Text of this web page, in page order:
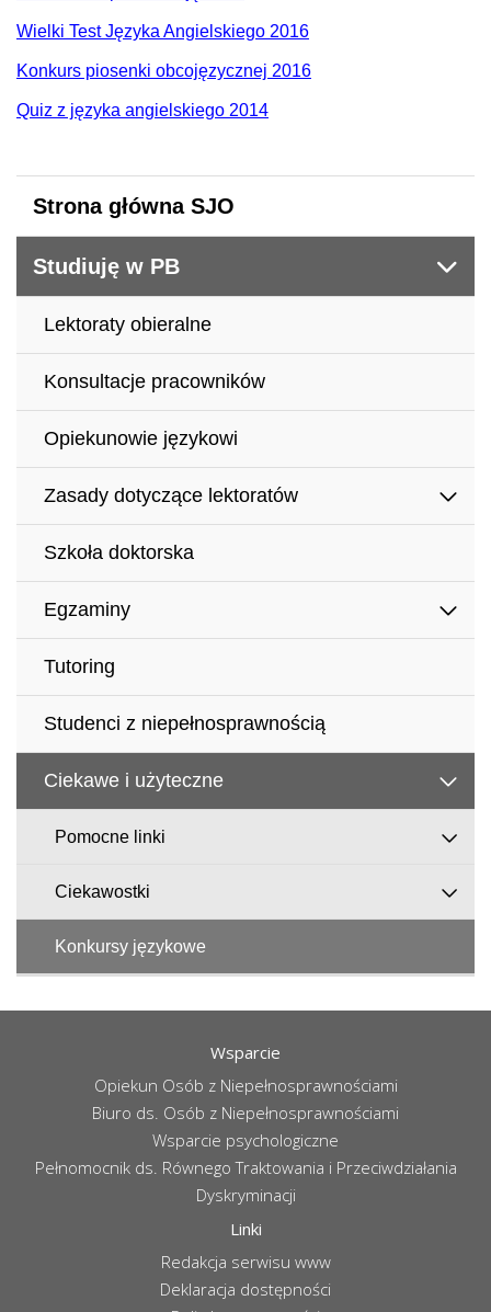
Wielki Test Języka Angielskiego 2016
Konkurs piosenki obcojęzycznej 2016
Quiz z języka angielskiego 2014
Strona główna SJO
Studiuję w PB
Lektoraty obieralne
Konsultacje pracowników
Opiekunowie językowi
Zasady dotyczące lektoratów
Szkoła doktorska
Egzaminy
Tutoring
Studenci z niepełnosprawnością
Ciekawe i użyteczne
Pomocne linki
Ciekawostki
Konkursy językowe
Wsparcie
Opiekun Osób z Niepełnosprawnościami
Biuro ds. Osób z Niepełnosprawnościami
Wsparcie psychologiczne
Pełnomocnik ds. Równego Traktowania i Przeciwdziałania
Dyskryminacji
Linki
Redakcja serwisu www
Deklaracja dostępności